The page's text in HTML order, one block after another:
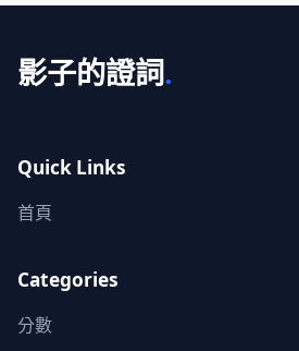
影子的證詞.
Quick Links
首頁
Categories
分數